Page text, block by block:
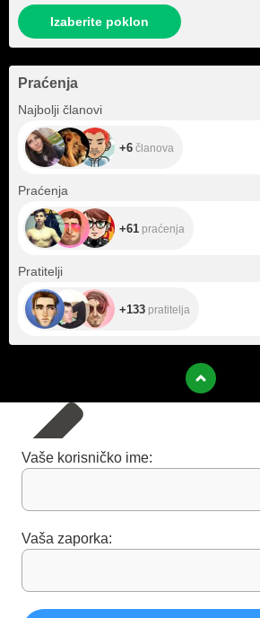
Izaberite poklon
Praćenja
Najbolji članovi
+6 članova
Praćenja
+61 praćenja
Pratitelji
+133 pratitelja
Vaše korisničko ime:
Vaša zaporka: